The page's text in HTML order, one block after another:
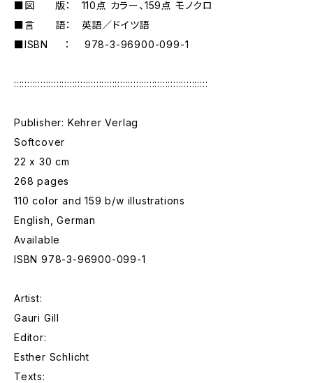
■図 版： 110点 カラー、159点 モノクロ
■言 語： 英語／ドイツ語
■ISBN ： 978-3-96900-099-1
:::::::::::::::::::::::::::::::::::::::::::::::::::::::::::::::::::::::::
Publisher: Kehrer Verlag
Softcover
22 x 30 cm
268 pages
110 color and 159 b/w illustrations
English, German
Available
ISBN 978-3-96900-099-1
Artist:
Gauri Gill
Editor:
Esther Schlicht
Texts: